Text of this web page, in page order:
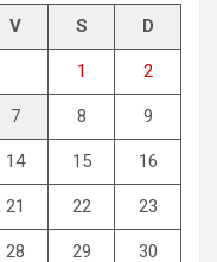
V S D
1 2
7 8 9
14 15 16
21 22 23
28 29 30